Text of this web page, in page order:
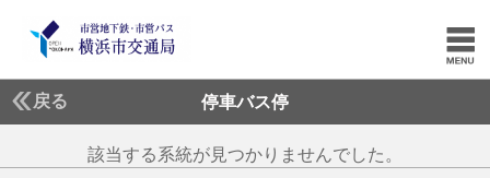
戻る 停車バス停
該当する系統が見つかりませんでした。